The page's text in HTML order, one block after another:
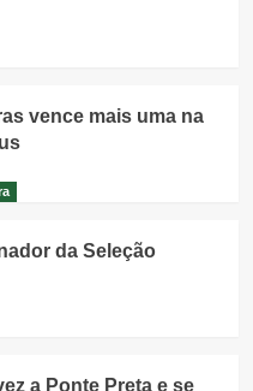
vence mais uma na
da Seleção
a Ponte Preta e se